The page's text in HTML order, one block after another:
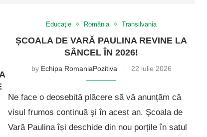
Educaţie România Transilvania
ȘCOALA DE VARĂ PAULINA REVINE LA
SÂNCEL ÎN 2026!
by Echipa RomaniaPozitiva 22 iulie 2026
Ne face o deosebită plăcere să vă anunțăm că
visul frumos continuă și în acest an. Școala de
Vară Paulina își deschide din nou porțile în satul